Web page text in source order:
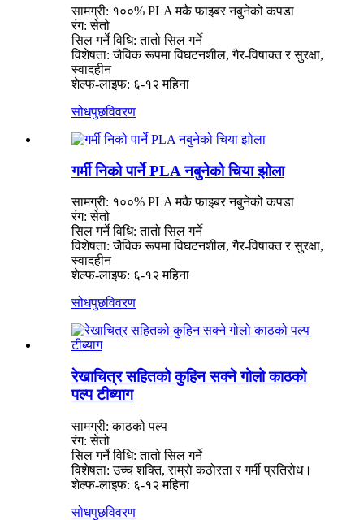
सामग्री: १००% PLA मकै फाइबर नबुनेको कपडा
रंग: सेतो
सिल गर्ने विधि: तातो सिल गर्ने
विशेषता: जैविक रूपमा विघटनशील, गैर-विषाक्त र सुरक्षा,
स्वादहीन
शेल्फ-लाइफ: ६-१२ महिना
सोधपुछविवरण
गर्मी निको पार्ने PLA नबुनेको चिया झोला
सामग्री: १००% PLA मकै फाइबर नबुनेको कपडा
रंग: सेतो
सिल गर्ने विधि: तातो सिल गर्ने
विशेषता: जैविक रूपमा विघटनशील, गैर-विषाक्त र सुरक्षा,
स्वादहीन
शेल्फ-लाइफ: ६-१२ महिना
सोधपुछविवरण
रेखाचित्र सहितको कुहिन सक्ने गोलो काठको
पल्प टीब्याग
सामग्री: काठको पल्प
रंग: सेतो
सिल गर्ने विधि: तातो सिल गर्ने
विशेषता: उच्च शक्ति, राम्रो कठोरता र गर्मी प्रतिरोध।
शेल्फ-लाइफ: ६-१२ महिना
सोधपुछविवरण